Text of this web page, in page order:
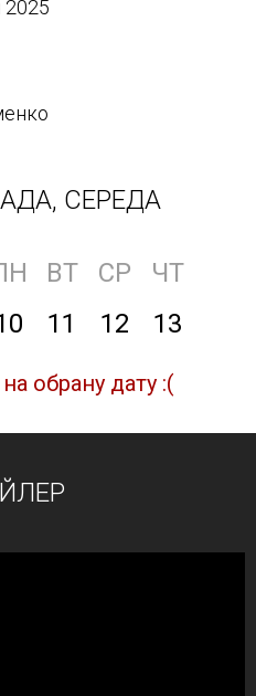
2025
СЕРЕДА
ВТ СР
ЧТ
11 12 13
обрану дату :(